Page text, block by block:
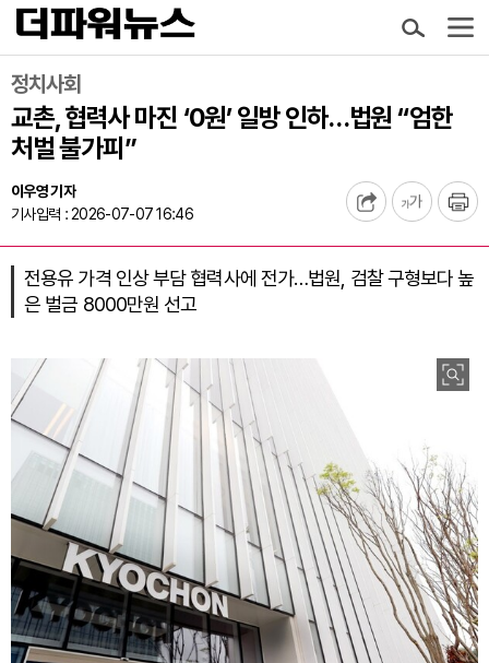
정치사회
교촌, 협력사 마진 ‘0원’ 일방 인하…법원 “엄한
처벌 불가피”
이우영 기자
기사입력 : 2026-07-07 16:46
전용유 가격 인상 부담 협력사에 전가…법원, 검찰 구형보다 높
은 벌금 8000만원 선고